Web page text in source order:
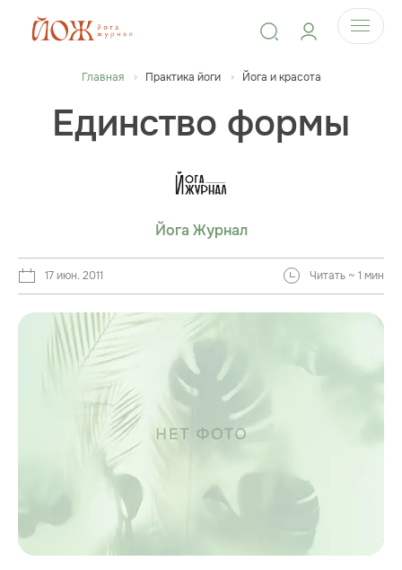
Главная Практика йоги Йога и красота
Единство формы
Йога Журнал
17 июн. 2011 Читать ~ 1 мин